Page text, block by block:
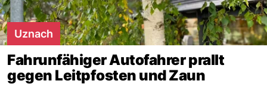
Uznach
Fahrunfähiger Autofahrer prallt
gegen Leitpfosten und Zaun